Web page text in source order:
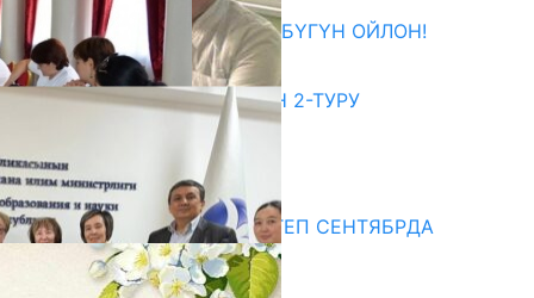
ӨЗҮҢДҮН КЕЛЕЧЕГИҢ ҮЧҮН БҮГҮН ОЙЛОН!
20.07.2026
ЖОЖДОРГО КАБЫЛ АЛУУНУН 2-ТУРУ
20.07.2026
СУЗАКТА 750 ОРУНДУУ МЕКТЕП СЕНТЯБРДА
ПАЙДАЛАНУУГА БЕРИЛЕТ
07.08.2025